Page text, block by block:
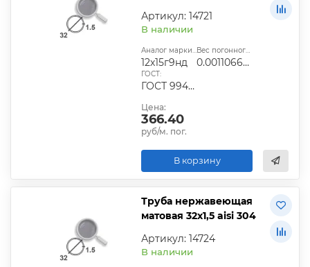
Артикул: 14721
В наличии
Аналог марки стали:
12х15г9нд
Вес погонного метра, т.:
0.0011066925
ГОСТ:
ГОСТ 9940-81
Цена:
366.40
руб/м. пог.
В корзину
Труба нержавеющая
матовая 32х1,5 aisi 304
Артикул: 14724
В наличии